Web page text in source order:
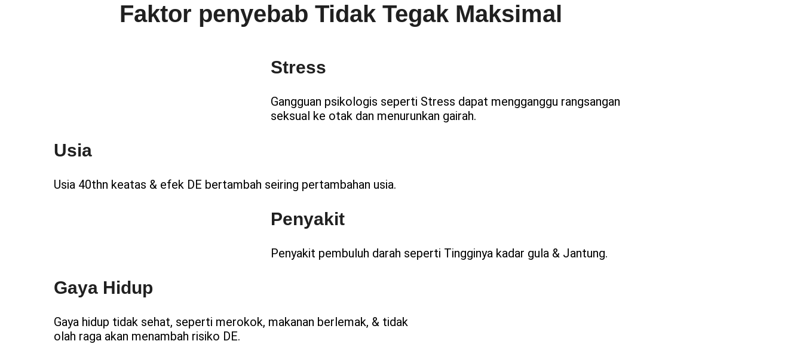
Faktor penyebab Tidak Tegak Maksimal
Stress
Gangguan psikologis seperti Stress dapat mengganggu rangsangan
seksual ke otak dan menurunkan gairah.
Usia
Usia 40thn keatas & efek DE bertambah seiring pertambahan usia.
Penyakit
Penyakit pembuluh darah seperti Tingginya kadar gula & Jantung.
Gaya Hidup
Gaya hidup tidak sehat, seperti merokok, makanan berlemak, & tidak
olah raga akan menambah risiko DE.